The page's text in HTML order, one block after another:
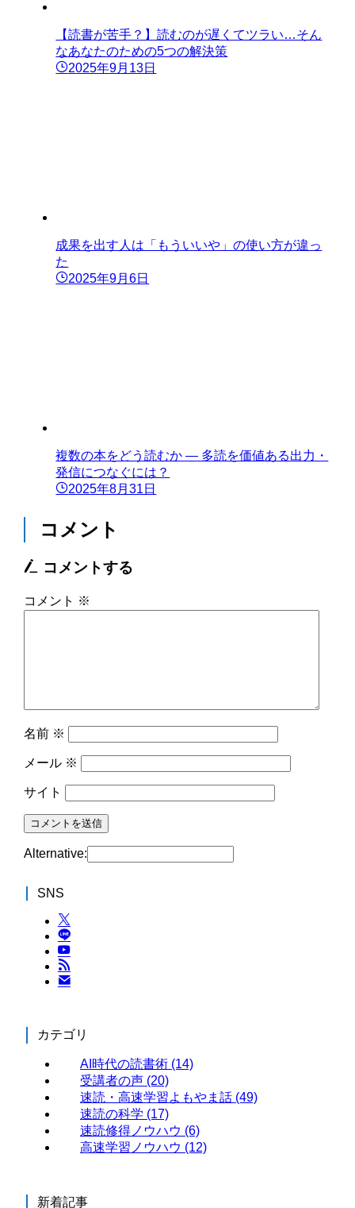
【読書が苦手？】読むのが遅くてツラい…そん
なあなたのための5つの解決策
2025年9月13日
成果を出す人は「もういいや」の使い方が違っ
た
2025年9月6日
複数の本をどう読むか ― 多読を価値ある出力・
発信につなぐには？
2025年8月31日
コメント
コメントする
コメント ※
名前 ※
メール ※
サイト
Alternative:
SNS
カテゴリ
AI時代の読書術 (14)
受講者の声 (20)
速読・高速学習よもやま話 (49)
速読の科学 (17)
速読修得ノウハウ (6)
高速学習ノウハウ (12)
新着記事